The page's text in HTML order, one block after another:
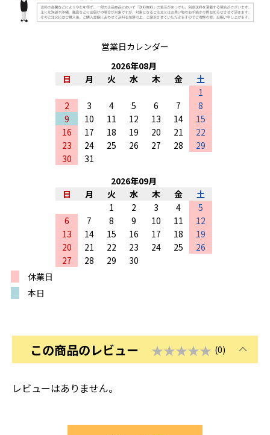
営業日カレンダー
2026年08月
日
月 火 水 木 金
土
1
2
3 4 5 6 7
8
9
10 11 12 13 14
15
16
17 18 19 20 21
22
23
24 25 26 27 28
29
30
31
2026年09月
日
月 火 水 木 金
土
1
2 3 4
5
6
7 8 9 10 11
12
13
14 15 16 17 18
19
20
21 22 23 24 25
26
27
28 29
30
休業日
本日
この商品のレビュー ★★★★★ (0)
レビューはありません。